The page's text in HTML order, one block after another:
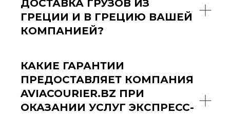
ДОСТАВКА ГРУЗОВ ИЗ
ГРЕЦИИ И В ГРЕЦИЮ ВАШЕЙ
КОМПАНИЕЙ?
КАКИЕ ГАРАНТИИ
ПРЕДОСТАВЛЯЕТ КОМПАНИЯ
AVIACOURIER.BZ ПРИ
ОКАЗАНИИ УСЛУГ ЭКСПРЕСС-